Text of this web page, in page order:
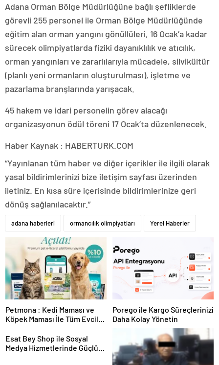
Adana Orman Bölge Müdürlüğüne bağlı şefliklerde
görevli 255 personel ile Orman Bölge Müdürlüğünde
eğitim alan orman yangını gönüllüleri, 16 Ocak’a kadar
sürecek olimpiyatlarda fiziki dayanıklılık ve atıcılık,
orman yangınları ve zararlılarıyla mücadele, silvikültür
(planlı yeni ormanların oluşturulması), işletme ve
pazarlama branşlarında yarışacak.
45 hakem ve idari personelin görev alacağı
organizasyonun ödül töreni 17 Ocak’ta düzenlenecek.
Haber Kaynak : HABERTURK.COM
“Yayınlanan tüm haber ve diğer içerikler ile ilgili olarak
yasal bildirimlerinizi bize iletişim sayfası üzerinden
iletiniz. En kısa süre içerisinde bildirimlerinize geri
dönüş sağlanılacaktır.”
adana haberleri ormancılık olimpiyatları Yerel Haberler
Petmona : Kedi Maması ve
Köpek Maması İle Tüm Evcil
Porego ile Kargo Süreçlerinizi
Daha Kolay Yönetin
Esat Bey Shop ile Sosyal
Medya Hizmetlerinde Güçlü